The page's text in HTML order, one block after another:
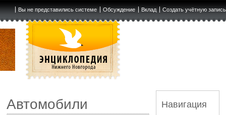
Вы не представились системе Обсуждение Вклад Создать учётную запись
Автомобили Навигация